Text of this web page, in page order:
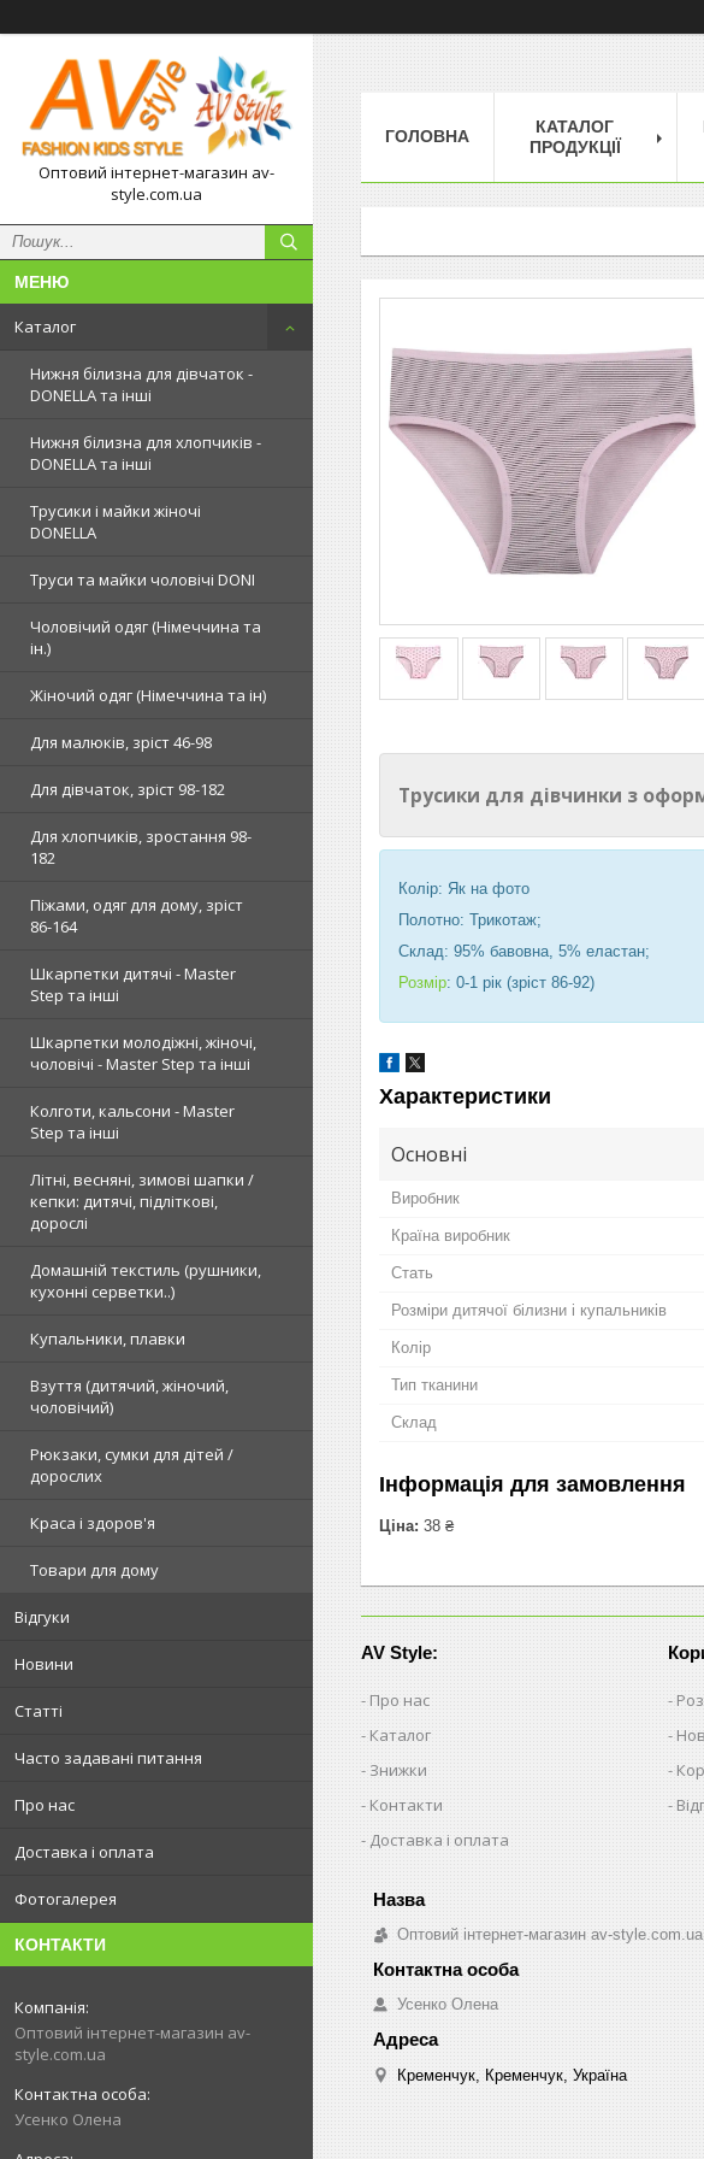
Оптовий інтернет-магазин av-
style.com.ua
Каталог
Нижня білизна для дівчаток -
DONELLA та інші
Нижня білизна для хлопчиків -
DONELLA та інші
Трусики і майки жіночі
DONELLA
Труси та майки чоловічі DONI
Чоловічий одяг (Німеччина та
ін.)
Жіночий одяг (Німеччина та ін)
Для малюків, зріст 46-98
Для дівчаток, зріст 98-182
Для хлопчиків, зростання 98-
182
Піжами, одяг для дому, зріст
86-164
Шкарпетки дитячі - Master
Step та інші
Шкарпетки молодіжні, жіночі,
чоловічі - Master Step та інші
Колготи, кальсони - Master
Step та інші
Літні, весняні, зимові шапки /
кепки: дитячі, підліткові,
дорослі
Домашній текстиль (рушники,
кухонні серветки..)
Купальники, плавки
Взуття (дитячий, жіночий,
чоловічий)
Рюкзаки, сумки для дітей /
дорослих
Краса і здоров'я
Товари для дому
Відгуки
Новини
Статті
Часто задавані питання
Про нас
Доставка і оплата
Фотогалерея
КОНТАКТИ
Оптовий інтернет-магазин av-
style.com.ua
Усенко Олена
ГОЛОВНА
КАТАЛОГ
ПРОДУКЦІЇ
Трусики для дівчинки з
Колір: Як на фото
Полотно: Трикотаж;
Склад: 95% бавовна, 5% еластан;
Розмір: 0-1 рік (зріст 86-92)
Характеристики
Основні
Виробник
Країна виробник
Стать
Розміри дитячої білизни і купальників
Колір
Тип тканини
Склад
Інформація для замовлення
Ціна: 38 ₴
AV Style:
Про нас
Каталог
Знижки
Контакти
Доставка і оплата
Оптовий інтернет-магазин av-style.com.ua
Усенко Олена
Кременчук, Кременчук, Україна